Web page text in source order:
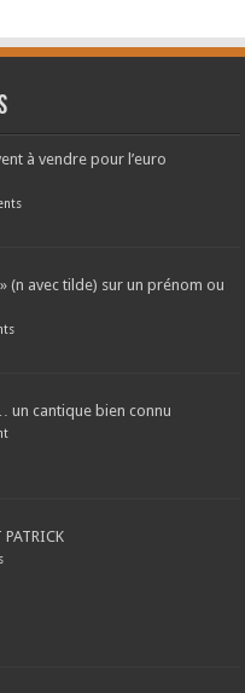
à vendre pour l’euro
(n avec tilde) sur un prénom ou
un cantique bien connu
PATRICK